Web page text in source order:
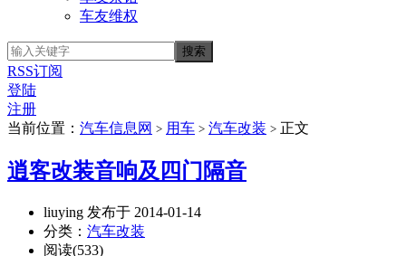
车友维权
RSS订阅
登陆
注册
当前位置： 汽车信息网 > 用车 > 汽车改装 > 正文
逍客改装音响及四门隔音
liuying 发布于 2014-01-14
分类： 汽车改装
阅读(533)